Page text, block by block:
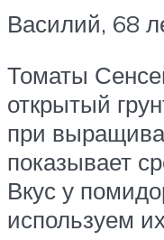
Василий, 68
Томаты
открытый
при
показывает
Вкус у
используем